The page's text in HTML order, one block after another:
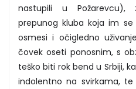
nastupili u Požarevcu),
prepunog kluba koja im se
osmesi i očigledno
čovek oseti ponosnim, s
teško biti rok bend u Srbiji,
indolentno na svirkama,